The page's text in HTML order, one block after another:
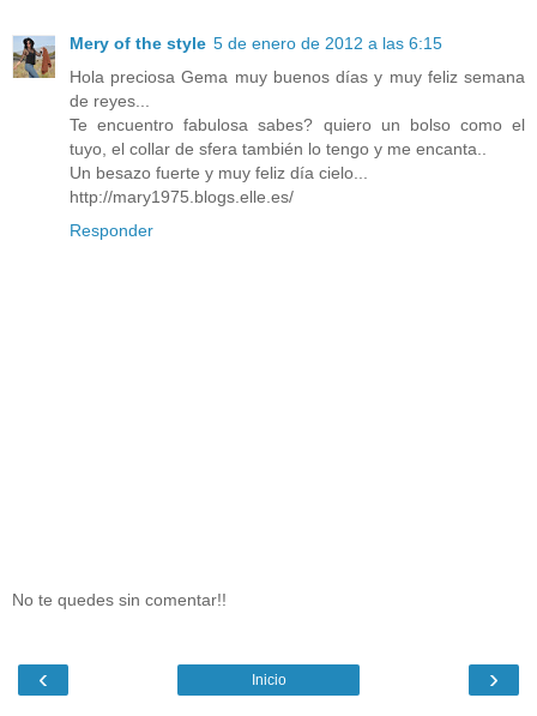
Mery of the style 5 de enero de 2012 a las 6:15
Hola preciosa Gema muy buenos días y muy feliz semana
de reyes...
Te encuentro fabulosa sabes? quiero un bolso como el
tuyo, el collar de sfera también lo tengo y me encanta..
Un besazo fuerte y muy feliz día cielo...
http://mary1975.blogs.elle.es/
Responder
No te quedes sin comentar!!
‹ ›
Inicio